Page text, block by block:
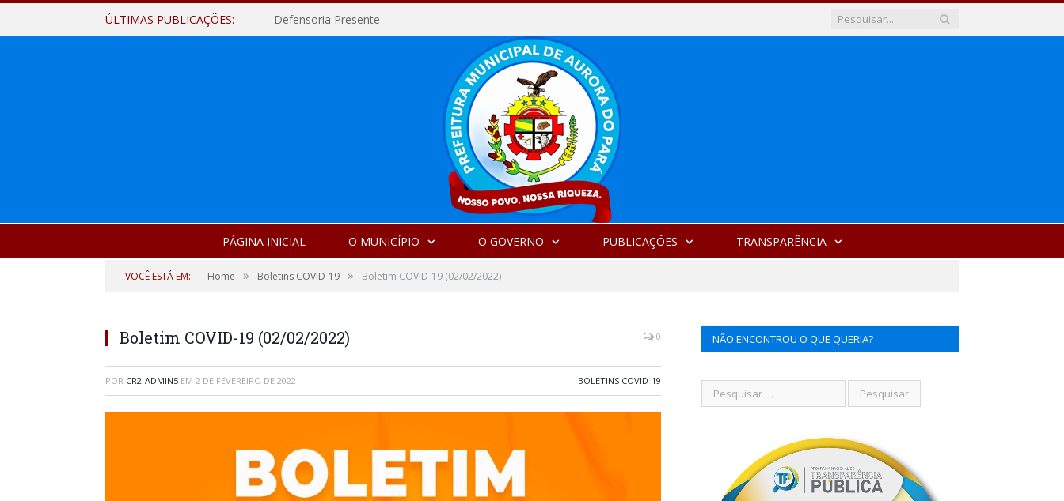
ÚLTIMAS PUBLICAÇÕES: Defensoria Presente
PÁGINA INICIAL O MUNICÍPIO O GOVERNO PUBLICAÇÕES TRANSPARÊNCIA
VOCÊ ESTÁ EM: Home » Boletins COVID-19 » Boletim COVID-19 (02/02/2022)
Boletim COVID-19 (02/02/2022) 0
POR CR2-ADMIN5 EM 2 DE FEVEREIRO DE 2022 BOLETINS COVID-19
NÃO ENCONTROU O QUE QUERIA?